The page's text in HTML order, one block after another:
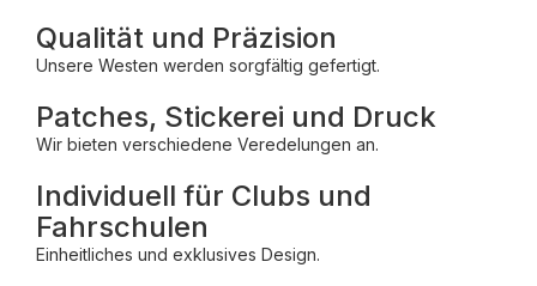
Qualität und Präzision
Unsere Westen werden sorgfältig gefertigt.
Patches, Stickerei und Druck
Wir bieten verschiedene Veredelungen an.
Individuell für Clubs und
Fahrschulen
Einheitliches und exklusives Design.